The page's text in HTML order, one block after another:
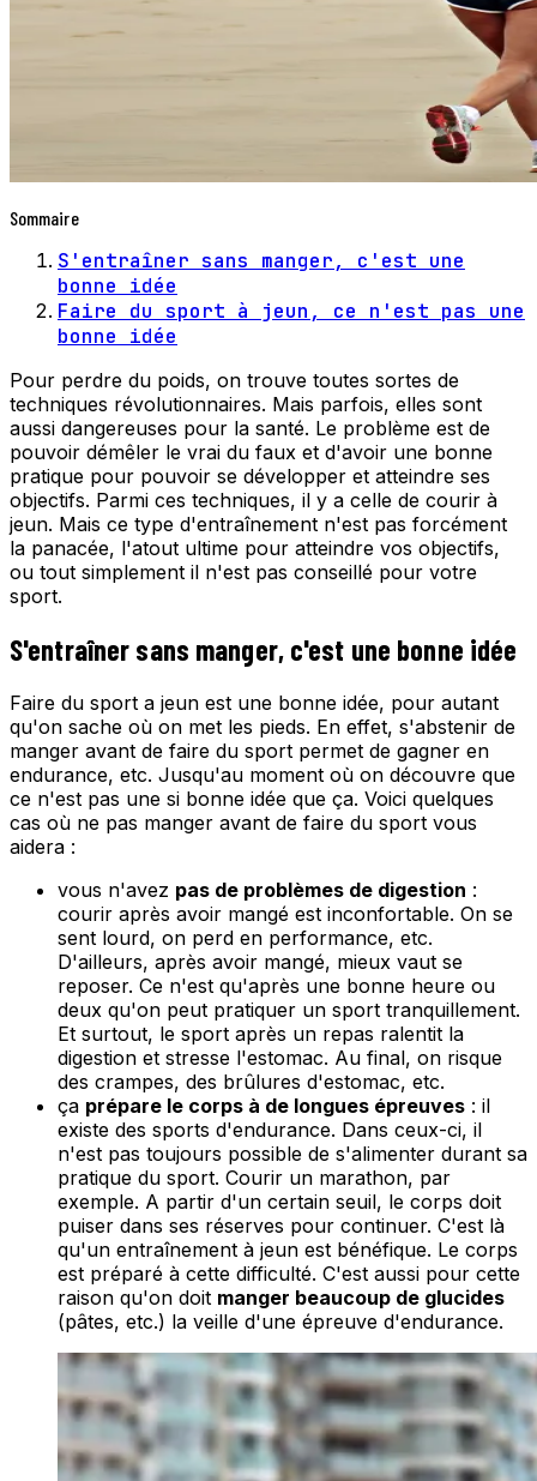
Sommaire
S'entraîner sans manger, c'est une
bonne idée
Faire du sport à jeun, ce n'est pas une
bonne idée
Pour perdre du poids, on trouve toutes sortes de
techniques révolutionnaires. Mais parfois, elles sont
aussi dangereuses pour la santé. Le problème est de
pouvoir démêler le vrai du faux et d'avoir une bonne
pratique pour pouvoir se développer et atteindre ses
objectifs. Parmi ces techniques, il y a celle de courir à
jeun. Mais ce type d'entraînement n'est pas forcément
la panacée, l'atout ultime pour atteindre vos objectifs,
ou tout simplement il n'est pas conseillé pour votre
sport.
S'entraîner sans manger, c'est une bonne idée
Faire du sport a jeun est une bonne idée, pour autant
qu'on sache où on met les pieds. En effet, s'abstenir de
manger avant de faire du sport permet de gagner en
endurance, etc. Jusqu'au moment où on découvre que
ce n'est pas une si bonne idée que ça. Voici quelques
cas où ne pas manger avant de faire du sport vous
aidera :
vous n'avez pas de problèmes de digestion :
courir après avoir mangé est inconfortable. On se
sent lourd, on perd en performance, etc.
D'ailleurs, après avoir mangé, mieux vaut se
reposer. Ce n'est qu'après une bonne heure ou
deux qu'on peut pratiquer un sport tranquillement.
Et surtout, le sport après un repas ralentit la
digestion et stresse l'estomac. Au final, on risque
des crampes, des brûlures d'estomac, etc.
ça prépare le corps à de longues épreuves : il
existe des sports d'endurance. Dans ceux-ci, il
n'est pas toujours possible de s'alimenter durant sa
pratique du sport. Courir un marathon, par
exemple. A partir d'un certain seuil, le corps doit
puiser dans ses réserves pour continuer. C'est là
qu'un entraînement à jeun est bénéfique. Le corps
est préparé à cette difficulté. C'est aussi pour cette
raison qu'on doit manger beaucoup de glucides
(pâtes, etc.) la veille d'une épreuve d'endurance.